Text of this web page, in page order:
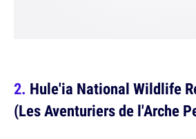
Hule'ia National Wildlife
(Les Aventuriers de l'Arche